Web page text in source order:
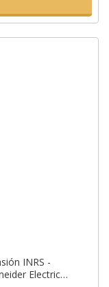
INRS -
Electric